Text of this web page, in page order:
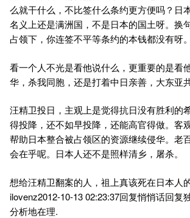
么就干什么，不比签什么条约更方便吗？日
名义上还是满洲国，不是日本的国土呀。换
占领下，你连签不平等条约的本钱都没有呀。
看一个人不光是看他说什么，更重要的是看
华，杀我同胞，还是打着中日亲善，大东亚
汪精卫投日，主观上是觉得抗日没有胜利的
得投降，还不如早投降，还能高官得做。客
帮助日本整合被占领区的资源继续侵华。老
会在乎呢。日本人还不是照样清乡，屠杀。
想给汪精卫翻案的人，祖上真该死在日本人的
ilovenz2012-10-13 02:23:37回复悄悄话回复
分析地在理.